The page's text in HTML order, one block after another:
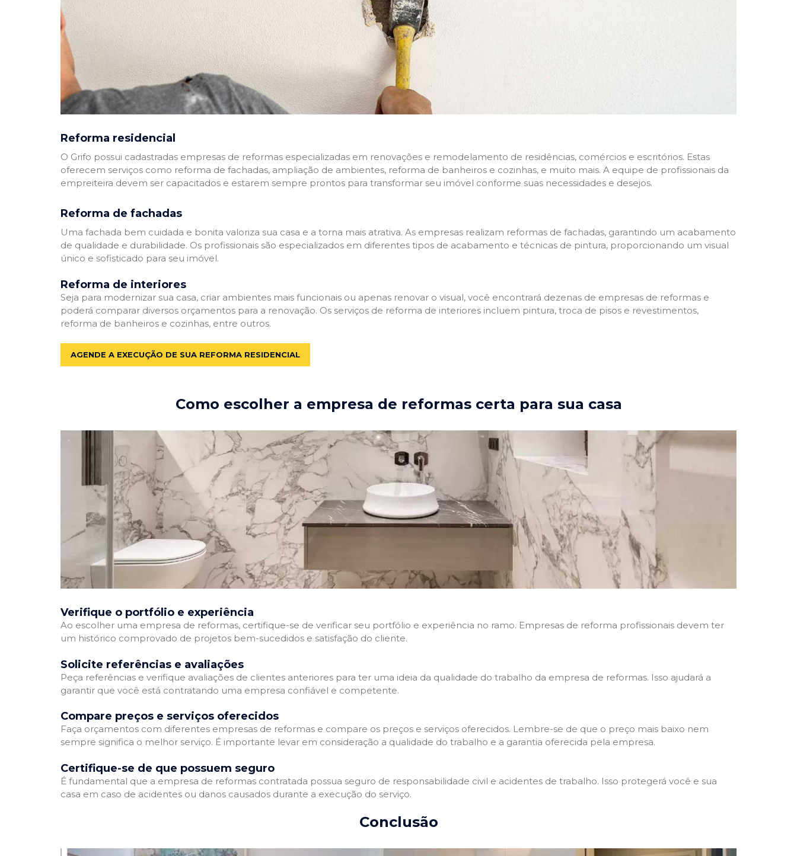
Reforma residencial
O Grifo possui cadastradas empresas de reformas especializadas em renovações e remodelamento de residências, comércios e escritórios. Estas
oferecem serviços como reforma de fachadas, ampliação de ambientes, reforma de banheiros e cozinhas, e muito mais. A equipe de profissionais da
empreiteira devem ser capacitados e estarem sempre prontos para transformar seu imóvel conforme suas necessidades e desejos.
Reforma de fachadas
Uma fachada bem cuidada e bonita valoriza sua casa e a torna mais atrativa. As empresas realizam reformas de fachadas, garantindo um acabamento
de qualidade e durabilidade. Os profissionais são especializados em diferentes tipos de acabamento e técnicas de pintura, proporcionando um visual
único e sofisticado para seu imóvel.
Reforma de interiores
Seja para modernizar sua casa, criar ambientes mais funcionais ou apenas renovar o visual, você encontrará dezenas de empresas de reformas e
poderá comparar diversos orçamentos para a renovação. Os serviços de reforma de interiores incluem pintura, troca de pisos e revestimentos,
reforma de banheiros e cozinhas, entre outros.
AGENDE A EXECUÇÃO DE SUA REFORMA RESIDENCIAL
Como escolher a empresa de reformas certa para sua casa
Verifique o portfólio e experiência
Ao escolher uma empresa de reformas, certifique-se de verificar seu portfólio e experiência no ramo. Empresas de reforma profissionais devem ter
um histórico comprovado de projetos bem-sucedidos e satisfação do cliente.
Solicite referências e avaliações
Peça referências e verifique avaliações de clientes anteriores para ter uma ideia da qualidade do trabalho da empresa de reformas. Isso ajudará a
garantir que você está contratando uma empresa confiável e competente.
Compare preços e serviços oferecidos
Faça orçamentos com diferentes empresas de reformas e compare os preços e serviços oferecidos. Lembre-se de que o preço mais baixo nem
sempre significa o melhor serviço. É importante levar em consideração a qualidade do trabalho e a garantia oferecida pela empresa.
Certifique-se de que possuem seguro
É fundamental que a empresa de reformas contratada possua seguro de responsabilidade civil e acidentes de trabalho. Isso protegerá você e sua
casa em caso de acidentes ou danos causados durante a execução do serviço.
Conclusão